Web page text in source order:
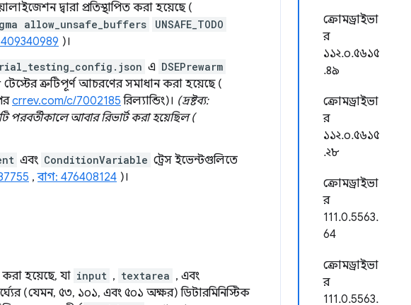
ক্রোমড্রাইভা
র
১১২.০.৫৬১৫
.৪৯
ক্রোমড্রাইভা
র
১১২.০.৫৬১৫
.২৮
ক্রোমড্রাইভা
র
111.0.5563.
64
ক্রোমড্রাইভা
র
111.0.5563.
দ্বারা প্রতিস্থাপিত করা হয়েছে (
allow_unsafe_buffers UNSAFE_TODO
)।
এ DSEPrewarm
ত্রুটিপূর্ণ আচরণের সমাধান করা হয়েছে (
crrev.com/c/7002185 রিল্যান্ডিং)। (দ্রষ্টব্য:
পরবর্তীকালে আবার রিভার্ট করা হয়েছিল (
এবং ConditionVariable ট্রেস ইভেন্টগুলিতে
,বাগ: 476408124 )।
হয়েছে, যা input , textarea , এবং
(যেমন, ৫৩, ১০১, এবং ৫০১ অক্ষর) ডিটারমিনিস্টিক